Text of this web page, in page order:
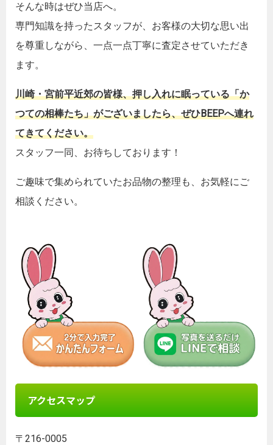
そんな時はぜひ当店へ。
専門知識を持ったスタッフが、お客様の大切な思い出
を尊重しながら、一点一点丁寧に査定させていただき
ます。
川崎・宮前平近郊の皆様、押し入れに眠っている「か
つての相棒たち」がございましたら、ぜひBEEPへ連れ
てきてください。
スタッフ一同、お待ちしております！
ご趣味で集められていたお品物の整理も、お気軽にご
相談ください。
アクセスマップ
〒216-0005